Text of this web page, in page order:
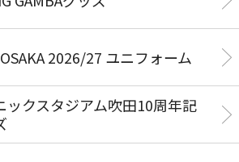
2026/27 ユニフォーム
ックスタジアム吹田10周年記